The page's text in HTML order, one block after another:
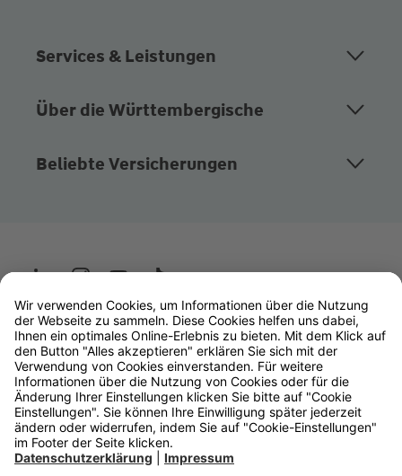
Services & Leistungen
Über die Württembergische
Beliebte Versicherungen
Wüstenrot
W&W Gruppe
OLB Bank
Makler
Impressum
Datenschutz